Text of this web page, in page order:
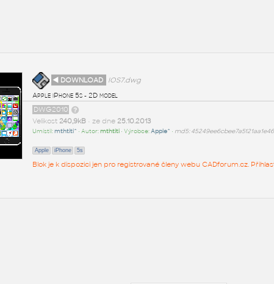
◄ DOWNLOAD
IOS7.dwg
Apple iPhone 5s - 2D model
DWG2010
Velikost 240,9kB• ze dne 25.10.2013
Umístil:mthtiti^ • Autor:mthtiti• Výrobce:Apple^ • md5:
Apple iPhone 5s
Blok je k dispozici jen pro registrované členy webu CADforum.cz.